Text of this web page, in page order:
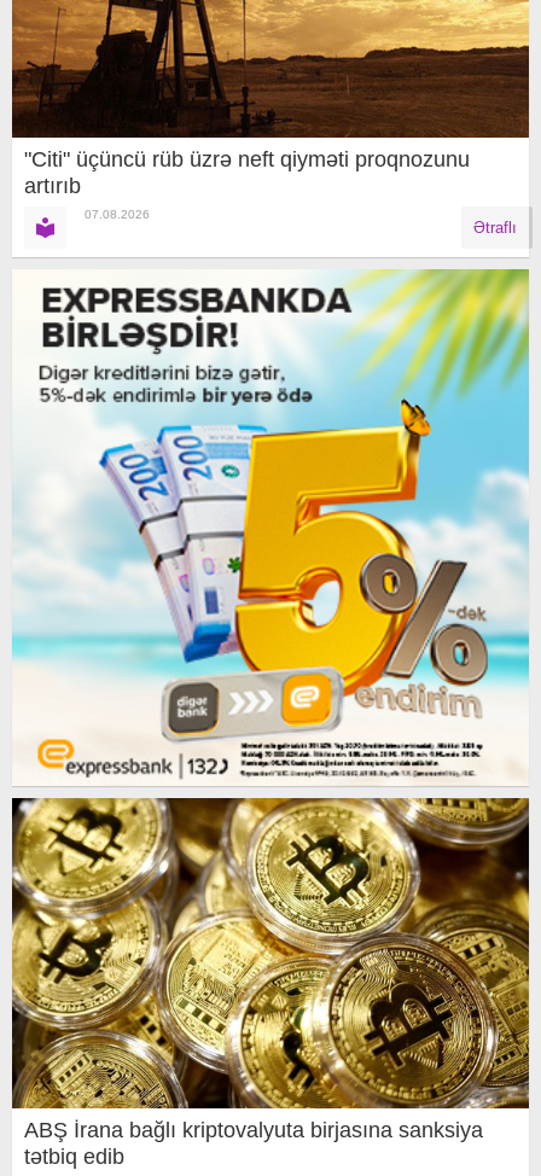
"Citi" üçüncü rüb üzrə neft qiyməti proqnozunu
artırıb
07.08.2026
Ətraflı
ABŞ İrana bağlı kriptovalyuta birjasına sanksiya
tətbiq edib